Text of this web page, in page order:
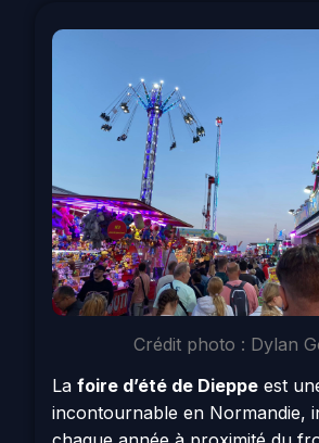
Crédit photo : Dylan
La foire d’été de Dieppe est
incontournable en Normandie,